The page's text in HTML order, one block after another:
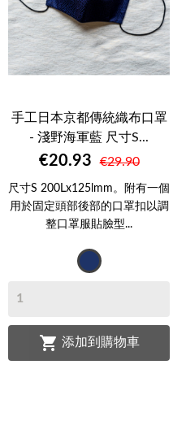
手工日本京都傳統織布口罩
- 淺野海軍藍 尺寸S...
€20.93 €29.90
尺寸S 200Lx125lmm。附有一個
用於固定頭部後部的口罩扣以調
整口罩服貼臉型...
Bleu
 添加到購物車